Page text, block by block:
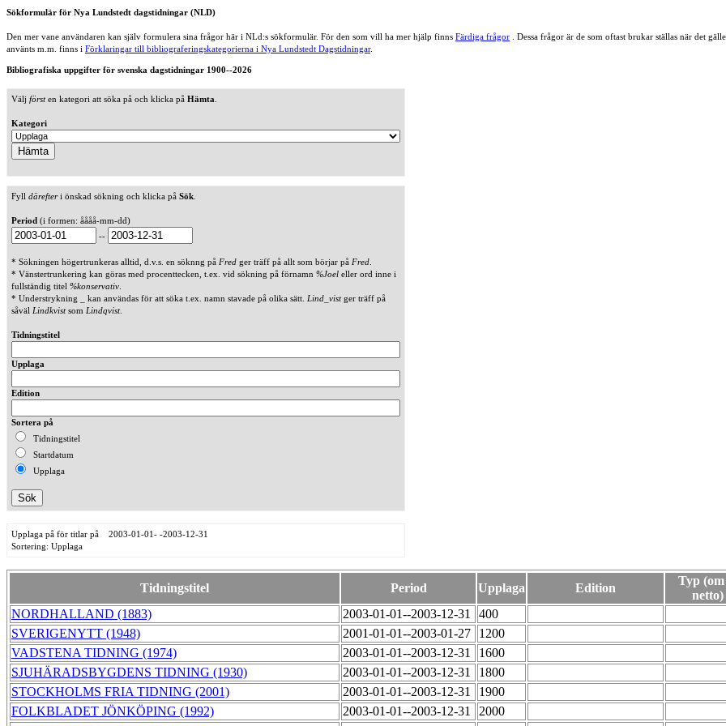
Sökformulär för Nya Lundstedt dagstidningar (NLD)
Den mer vane användaren kan själv formulera sina frågor här i NLd:s sökformulär. För den som vill ha mer hjälp finns Färdiga frågor . Dessa frågor är de som oftast brukar ställas när det
använts m.m. finns i Förklaringar till bibliograferingskategorierna i Nya Lundstedt Dagstidningar.
Bibliografiska uppgifter för svenska dagstidningar 1900--2026
Välj försten kategori att söka på och klicka på Hämta
Kategori
Fyll därefteri önskad sökning och klicka på Sök
Period (i formen: åååå-mm-dd)
--
* Sökningen högertrunkeras alltid, d.v.s. en söknng på Fred ger träff på allt som börjar på Fred
* Vänstertrunkering kan göras med procenttecken, t.ex. vid sökning på förnamn %Joel eller ord inne i
fullständig titel %konservativ
* Understrykning _ kan användas för att söka t.ex. namn stavade på olika sätt. Lind_vistger träff på
såväl Lindkvistsom Lindqvist.
Tidningstitel
Upplaga
Edition
Sortera på
Tidningstitel
Startdatum
Upplaga
Upplaga på för titlar på 2003-01-01- -2003-12-31
Sortering: Upplaga
Tidningstitel Period Upplaga Edition
Typ
netto)
NORDHALLAND (1883) 2003-01-01--2003-12-31 400
SVERIGENYTT (1948) 2001-01-01--2003-01-27 1200
VADSTENA TIDNING (1974) 2003-01-01--2003-12-31 1600
SJUHÄRADSBYGDENS TIDNING (1930) 2003-01-01--2003-12-31 1800
STOCKHOLMS FRIA TIDNING (2001) 2003-01-01--2003-12-31 1900
FOLKBLADET JÖNKÖPING (1992) 2003-01-01--2003-12-31 2000